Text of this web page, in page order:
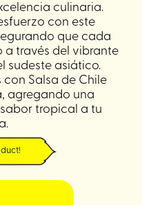
culinaria.
con este
que cada
a través del vibrante
sudeste asiático.
con Salsa de Chile
agregando una
tropical a tu